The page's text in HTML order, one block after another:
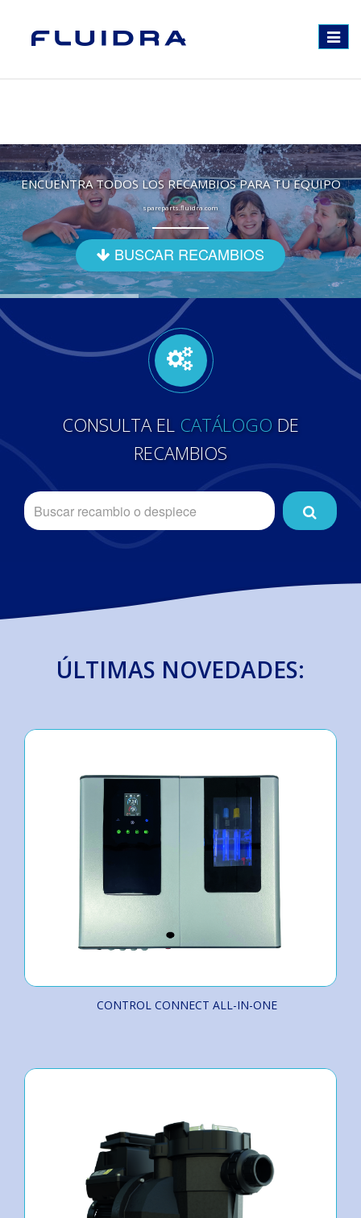
Toggle
ENCUENTRA TODOS LOS RECAMBIOS PARA TU EQUIPO
spareparts.fluidra.com
BUSCAR RECAMBIOS
CONSULTA EL CATÁLOGO DE
RECAMBIOS
ÚLTIMAS NOVEDADES:
CONTROL CONNECT ALL-IN-ONE